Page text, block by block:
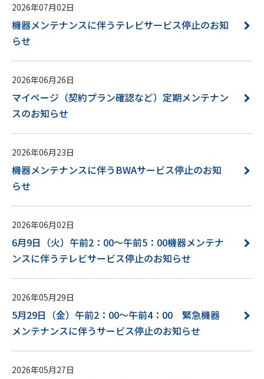
2026年07月02日
機器メンテナンスに伴うテレビサービス停止のお知
らせ
2026年06月26日
マイページ（契約プラン確認など）定期メンテナン
スのお知らせ
2026年06月23日
機器メンテナンスに伴うBWAサービス停止のお知
らせ
2026年06月02日
6月9日（火）午前2：00～午前5：00機器メンテナ
ンスに伴うテレビサービス停止のお知らせ
2026年05月29日
5月29日（金）午前2：00～午前4：00 緊急機器
メンテナンスに伴うサービス停止のお知らせ
2026年05月27日